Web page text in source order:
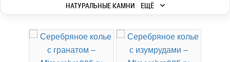
НАТУРАЛЬНЫЕ КАМНИ
ЕЩЁ